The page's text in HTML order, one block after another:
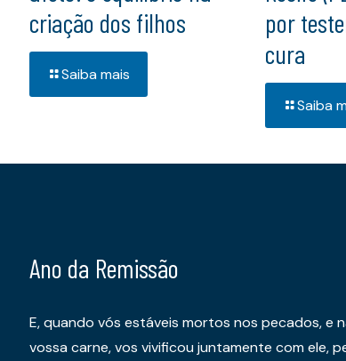
criação dos filhos
Saiba mais
por
cura
Saiba
Ano da Remissão
E, quando vós estáveis mortos nos pecados, e
vossa carne, vos vivificou juntamente com ele,